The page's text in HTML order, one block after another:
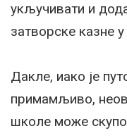
укључивати и
затворске казне
Дакле, иако је
примамљиво,
школе може